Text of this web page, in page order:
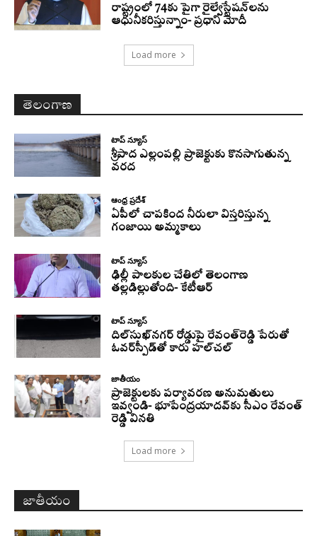
రాష్ట్రంలో 74కు పైగా రైల్వేస్టేషన్‌లను
ఆధునీకరిస్తున్నాం- ప్రధాని మోదీ
Load more
తెలంగాణ
టాప్ న్యూస్
శ్రీపాద ఎల్లంపల్లి ప్రాజెక్టుకు కొనసాగుతున్న
వరద
ఆంధ్ర ప్రదేశ్
ఏపీలో చాపకింద నీరులా విస్తరిస్తున్న
గంజాయి అమ్మకాలు
టాప్ న్యూస్
ఢిల్లీ పాలకుల చేతిలో తెలంగాణ
తల్లడిల్లుతోంది- కేటీఆర్
టాప్ న్యూస్
దిల్‌సుఖ్‌నగర్‌ రోడ్డుపై రేవంత్‌రెడ్డి పేరుతో
ఓవర్‌స్పీడ్‌తో కారు హల్‌చల్‌
జాతీయం
ప్రాజెక్టులకు పర్యావరణ అనుమతులు
ఇవ్వండి- భూపేంద్రయాదవ్‌కు సీఎం రేవంత్‌
రెడ్డి వినతి
Load more
జాతీయం